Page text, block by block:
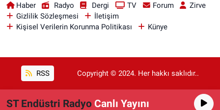
Haber Radyo Dergi TV Forum
Zirve
Gizlilik Sözleşmesi
İletişim
Kişisel Verilerin Korunma Politikası
Künye
RSS Copyright © 2024. Her hakkı saklıdır..
Haber Yazılımı: TE Bilişim
ST Endüstri Radyo Canlı Yayını